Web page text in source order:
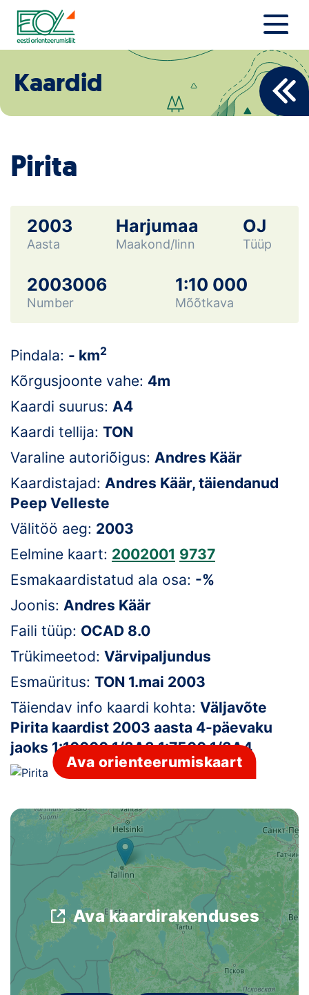
Liigu
sisu
juurde
Estonian Orienteering Federation
Eesti Orienteerumine 100!
Toetamine
Telli litsents!
Noored
Loha
EOL
Galerii
Kalender
Koondised
Tulemused
Dokumendid
Suletud maastikud
Püsirajad
Ajalugu
Koolitused
OTSI
Kaardid
Pirita
2003
Aasta
Harjumaa
Maakond/linn
OJ
Tüüp
2003006
Number
1:10 000
Mõõtkava
Pindala: - km2
Kõrgusjoonte vahe: 4m
Kaardi suurus: A4
Kaardi tellija: TON
Varaline autoriõigus: Andres Käär
Kaardistajad: Andres Käär, täiendanud
Peep Velleste
Välitöö aeg: 2003
Eelmine kaart: 2002001 9737
Esmakaardistatud ala osa: -%
Joonis: Andres Käär
Faili tüüp: OCAD 8.0
Trükimeetod: Värvipaljundus
Esmaüritus: TON 1.mai 2003
Täiendav info kaardi kohta: Väljavõte
Pirita kaardist 2003 aasta 4-päevaku
jaoks 1:10000 1/3A3 1:7500 1/3A4
Ava orienteerumiskaart
Ava kaardirakenduses